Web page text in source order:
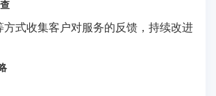
式收集客户对服务的反馈，持续改进